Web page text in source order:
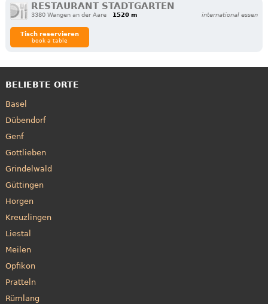
RESTAURANT STADTGARTEN
3380 Wangen an der Aare 1520 m international essen
Tisch reservieren
book a table
BELIEBTE ORTE
Basel
Dübendorf
Genf
Gottlieben
Grindelwald
Güttingen
Horgen
Kreuzlingen
Liestal
Meilen
Opfikon
Pratteln
Rümlang